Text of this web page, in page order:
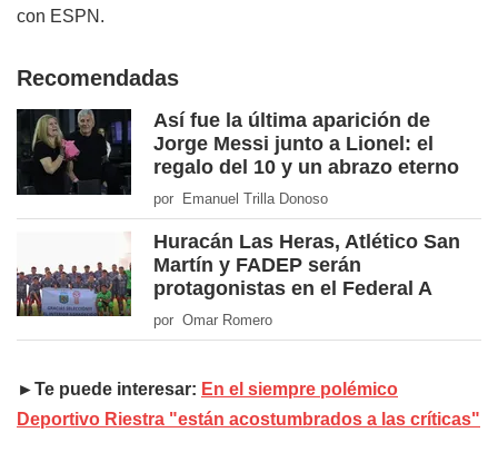
con ESPN.
Recomendadas
Así fue la última aparición de
Jorge Messi junto a Lionel: el
regalo del 10 y un abrazo eterno
por Emanuel Trilla Donoso
Huracán Las Heras, Atlético San
Martín y FADEP serán
protagonistas en el Federal A
por Omar Romero
►Te puede interesar: En el siempre polémico
Deportivo Riestra "están acostumbrados a las críticas"